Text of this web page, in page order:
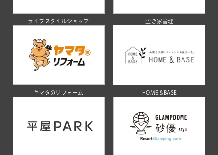
ライフスタイルショップ 空き家管理
ヤマタのリフォーム HOME＆BASE